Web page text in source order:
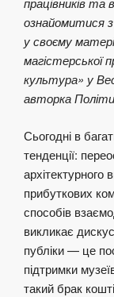
ознайомитися
у своєму
магістерської
культура» у
авторка
Сьогодні в
тенденції:
прибуткових
способів
викликає
публіки — це
підтримки
такий брак